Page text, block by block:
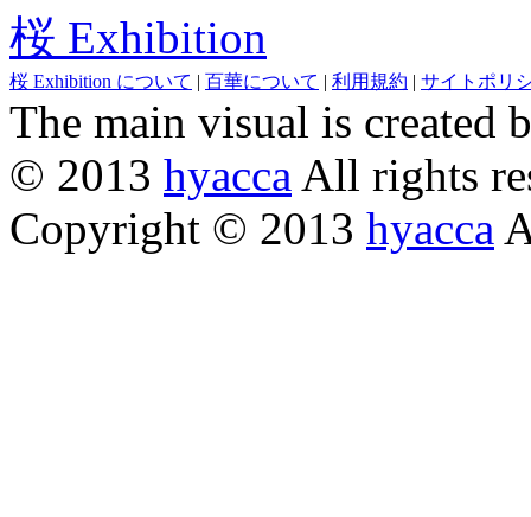
桜 Exhibition
桜 Exhibition について | 百華について | 利用規約 | サイトポリ
The main visual is created
© 2013 hyacca All rights
Copyright © 2013 hyacca